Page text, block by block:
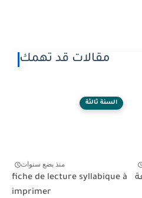
مقالات قد تهمك
السنة ثالثة
منذ بضع سنوات
fiche de lecture syllabique à
imprimer